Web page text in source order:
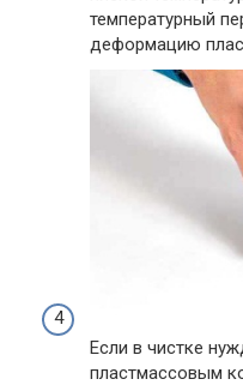
температурный
деформацию
Если в чистке
пластмассовым